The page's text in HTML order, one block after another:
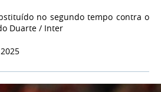
no segundo tempo contra o
Duarte / Inter